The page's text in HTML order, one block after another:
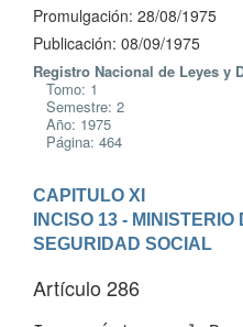
Promulgación: 28/08/1975
Publicación: 08/09/1975
Registro Nacional de Leyes y
Tomo: 1
Semestre: 2
Año: 1975
Página: 464
CAPITULO XI
INCISO 13 -
SEGURIDAD SOCIAL
Artículo 286